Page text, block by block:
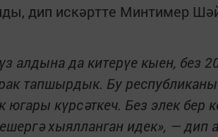
дип искәртте Минтимер
алдына да китерүе кыен, без
тапшырдык. Бу
югары күрсәткеч. Без элек бер
хыялланган идек», —